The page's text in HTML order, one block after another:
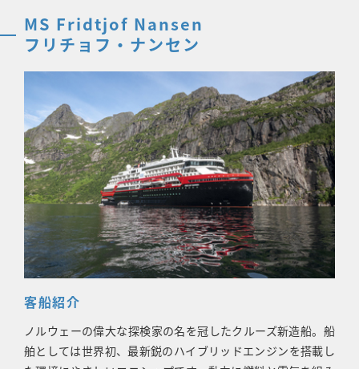
MS Fridtjof Nansen
フリチョフ・ナンセン
客船紹介
ノルウェーの偉大な探検家の名を冠したクルーズ新造船。船
舶としては世界初、最新鋭のハイブリッドエンジンを搭載し